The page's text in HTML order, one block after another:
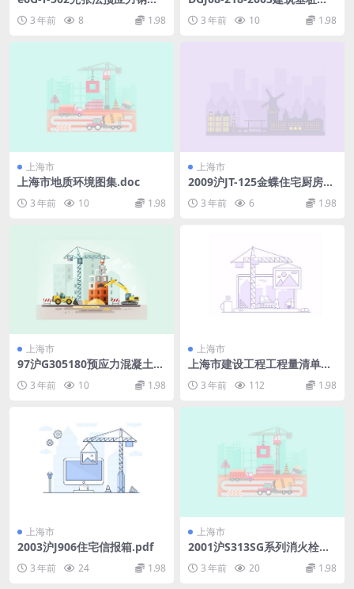
3 年前 8 1.98 3 年前 10 1.98
上海市
上海市地质环境图集.doc
3 年前 10 1.98
上海市
2009沪JT-125金蝶住宅厨房卫
3 年前 6 1.98
上海市
97沪G305180预应力混凝土空
3 年前 10 1.98
上海市
上海市建设工程工程量清单计
3 年前 112 1.98
上海市
2003沪J906住宅信报箱.pdf
3 年前 24 1.98
上海市
2001沪S313SG系列消火栓箱.
3 年前 20 1.98